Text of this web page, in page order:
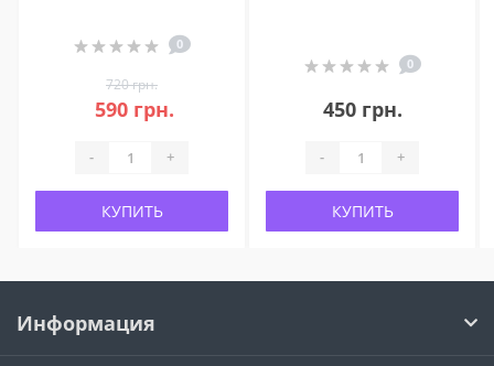
0
720 грн.
590 грн.
- +
КУПИТЬ
0
450 грн.
- +
КУПИТЬ
Информация